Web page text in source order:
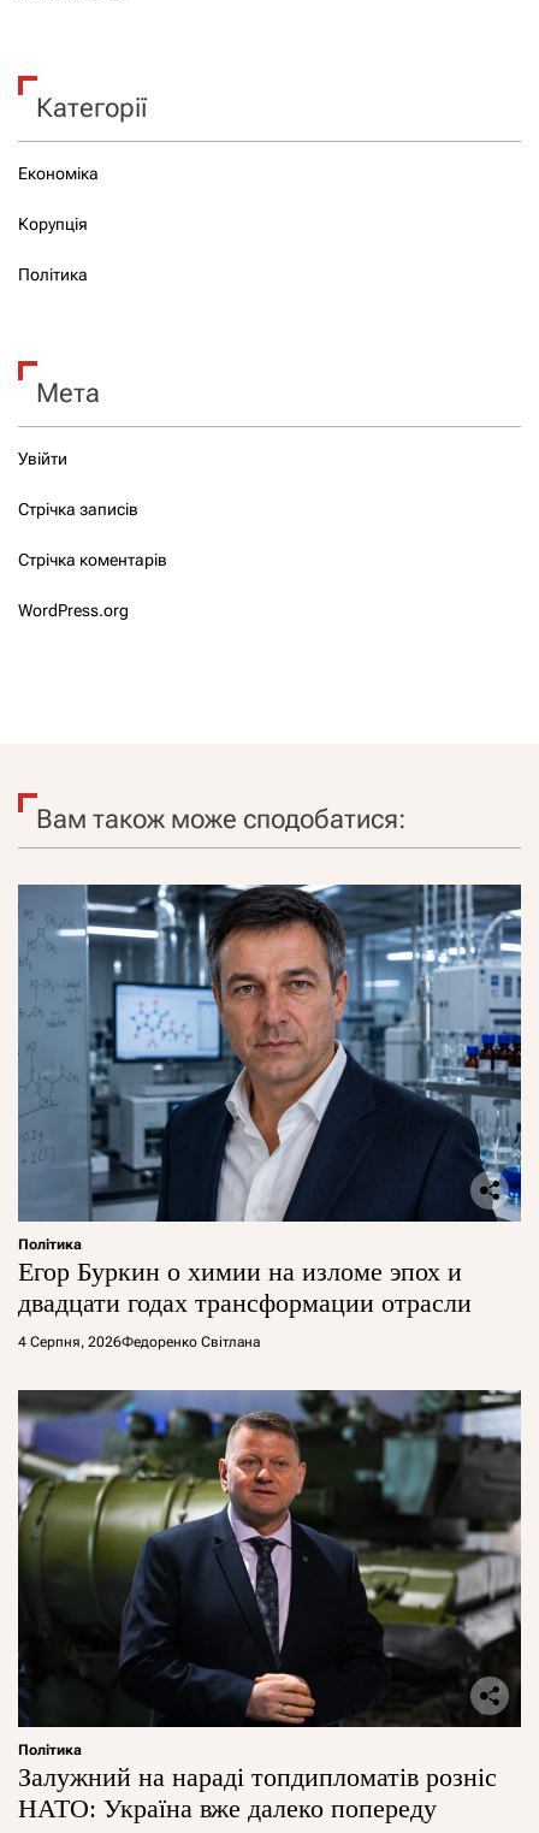
Категорії
Економіка
Корупція
Політика
Мета
Увійти
Стрічка записів
Стрічка коментарів
WordPress.org
Вам також може сподобатися:
Політика
Егор Буркин о химии на изломе эпох и
двадцати годах трансформации отрасли
4 Серпня, 2026Федоренко Світлана
Політика
Залужний на нараді топдипломатів розніс
НАТО: Україна вже далеко попереду